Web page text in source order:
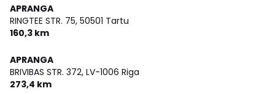
APRANGA
RINGTEE STR. 75, 50501 Tartu
160,3 km
APRANGA
BRIVIBAS STR. 372, LV-1006 Riga
273,4 km